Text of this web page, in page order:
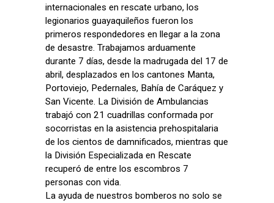
internacionales en rescate urbano, los
legionarios guayaquileños fueron los
primeros respondedores en llegar a la zona
de desastre. Trabajamos arduamente
durante 7 días, desde la madrugada del 17 de
abril, desplazados en los cantones Manta,
Portoviejo, Pedernales, Bahía de Caráquez y
San Vicente. La División de Ambulancias
trabajó con 21 cuadrillas conformada por
socorristas en la asistencia prehospitalaria
de los cientos de damnificados, mientras que
la División Especializada en Rescate
recuperó de entre los escombros 7
personas con vida.
La ayuda de nuestros bomberos no solo se